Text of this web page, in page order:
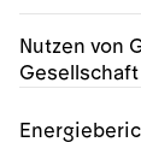
Nutzen von
Gesellschaft